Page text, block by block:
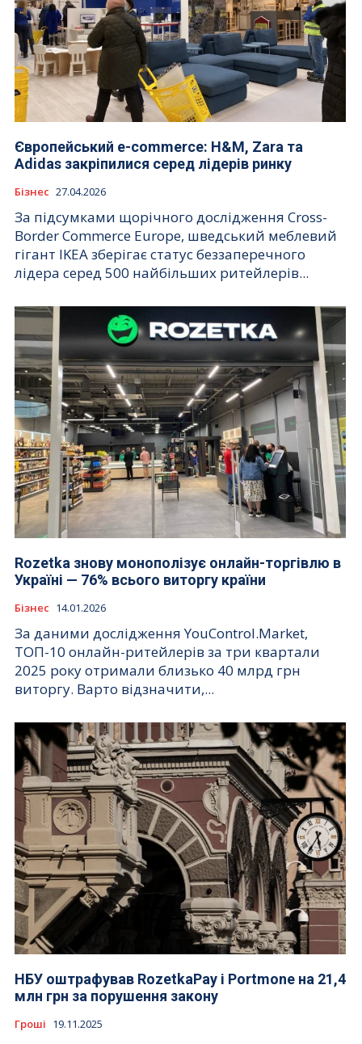
Європейський e-commerce: H&M, Zara та
Adidas закріпилися серед лідерів ринку
Бізнес 27.04.2026
За підсумками щорічного дослідження Cross-
Border Commerce Europe, шведський меблевий
гігант IKEA зберігає статус беззаперечного
лідера серед 500 найбільших ритейлерів...
Rozetka знову монополізує онлайн-торгівлю в
Україні — 76% всього виторгу країни
Бізнес 14.01.2026
За даними дослідження YouControl.Market,
ТОП-10 онлайн-ритейлерів за три квартали
2025 року отримали близько 40 млрд грн
виторгу. Варто відзначити,...
НБУ оштрафував RozetkaPay і Portmone на 21,4
млн грн за порушення закону
Гроші 19.11.2025